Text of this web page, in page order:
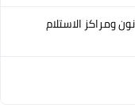
ومراكز الاستلام